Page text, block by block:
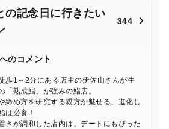
の記念日に行きたい
344
のコメント
歩1～2分にある店主の伊佐山さんが生
「熟成鮨」が強みの鮨店。
締め方を研究する親方が魅せる、進化し
は必食！
きが調和した店内は、デートにもぴった